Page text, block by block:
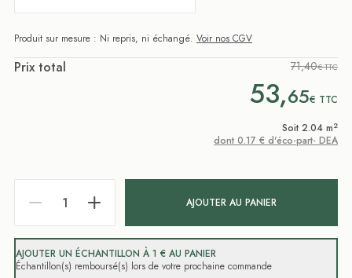
Produit sur mesure : Ni repris, ni échangé. Voir nos CGV
Prix total 71,40€ TTC
53,65€ TTC
Soit 2.04 m2
dont 0.17 € d'éco-part- DEA
AJOUTER AU PANIER
AJOUTER UN ÉCHANTILLON À 1 € AU PANIER
Échantillon(s) remboursé(s) lors de votre prochaine commande